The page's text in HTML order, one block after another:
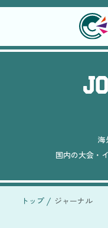
海
国内の大会・
トップ ジャーナル